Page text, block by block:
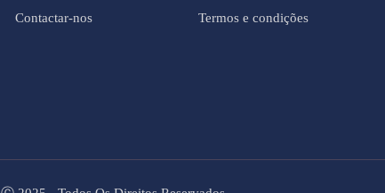
Contactar-nos Termos e condições